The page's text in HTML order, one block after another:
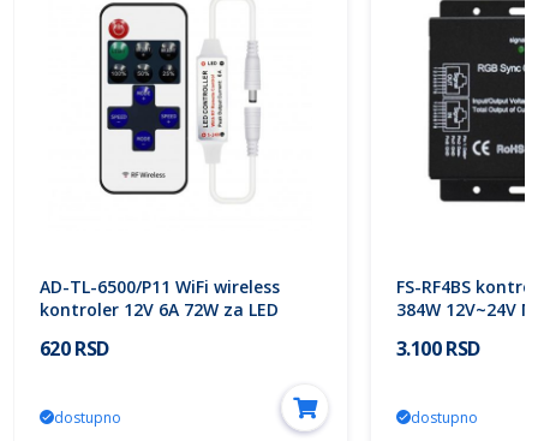
AD-TL-6500/P11 WiFi wireless
kontroler 12V 6A 72W za LED
620 RSD
dostupno
FS-RF4BS
384W 12V~24V
3.100 RSD
dostupno